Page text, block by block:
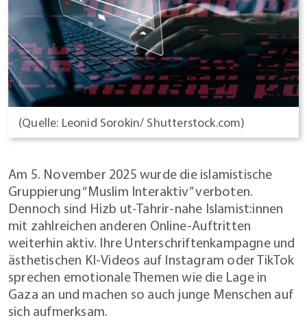
(Quelle: Leonid Sorokin/ Shutterstock.com)
Am 5. November 2025 wurde die islamistische
Gruppierung “Muslim Interaktiv” verboten.
Dennoch sind Hizb ut-Tahrir-nahe Islamist:innen
mit zahlreichen anderen Online-Auftritten
weiterhin aktiv. Ihre Unterschriftenkampagne und
ästhetischen KI-Videos auf Instagram oder TikTok
sprechen emotionale Themen wie die Lage in
Gaza an und machen so auch junge Menschen auf
sich aufmerksam.